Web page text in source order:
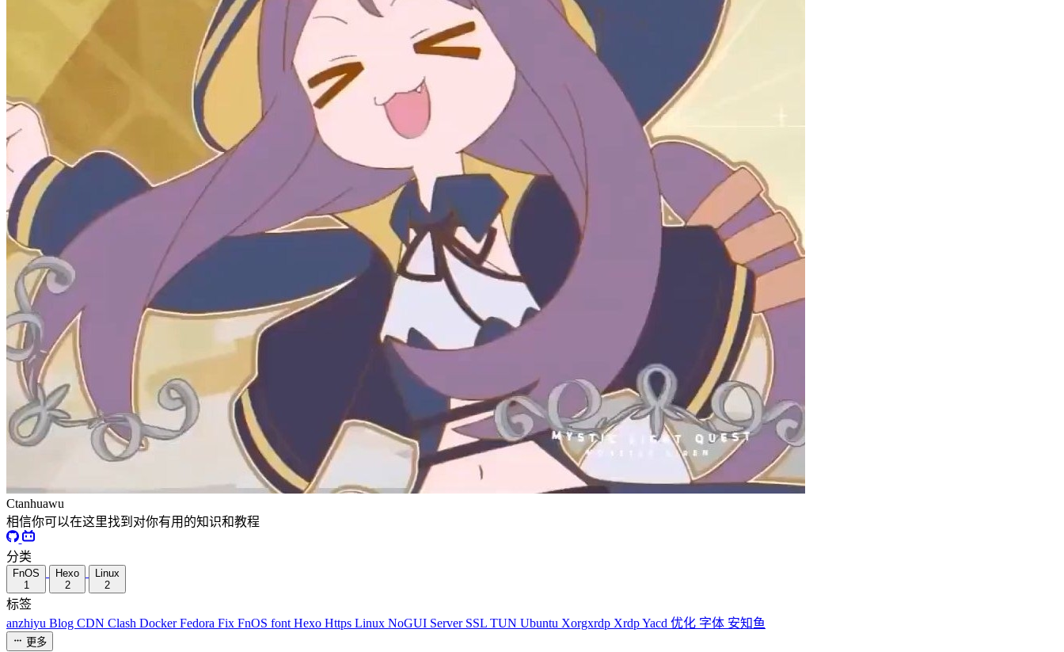
Ctanhuawu
相信你可以在这里找到对你有用的知识和教程
分类
FnOS
1
Hexo
2
Linux
2
标签
anzhiyu Blog CDN Clash DockerFedora Fix FnOS font Hexo Https Linux NoGUI Server SSL TUN Ubuntu Xorgxrdp XrdpYacd 优化 字体 安知鱼
更多